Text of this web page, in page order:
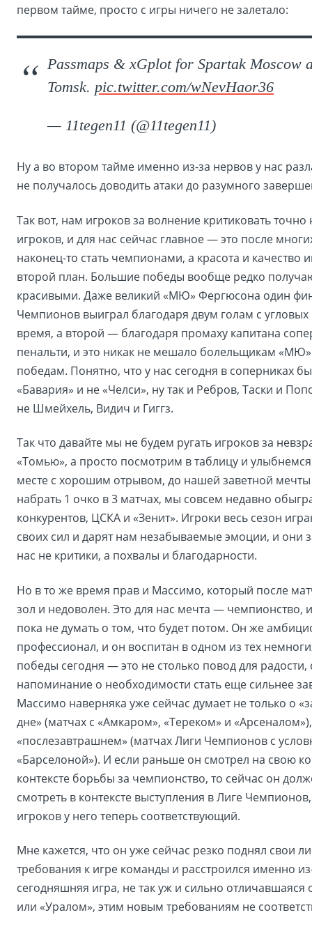
первом тайме, просто с игры ничего не залетало:
Passmaps & xGplot for Spartak Moscow
Tomsk. pic.twitter.com/wNevHaor36
— 11tegen11 (@11tegen11)
Ну а во втором тайме именно из-за нервов у нас
не получалось доводить атаки до разумного
Так вот, нам игроков за волнение критиковать точно
игроков, и для нас сейчас главное — это после
наконец-то стать чемпионами, а красота и качество
второй план. Большие победы вообще редко
красивыми. Даже великий «МЮ» Фергюсона один
Чемпионов выиграл благодаря двум голам с
время, а второй — благодаря промаху капитана
пенальти, и это никак не мешало болельщикам «МЮ»
победам. Понятно, что у нас сегодня в соперниках
«Бавария» и не «Челси», ну так и Ребров, Таски и
не Шмейхель, Видич и Гиггз.
Так что давайте мы не будем ругать игроков за
«Томью», а просто посмотрим в таблицу и
месте с хорошим отрывом, до нашей заветной мечты
набрать 1 очко в 3 матчах, мы совсем недавно
конкурентов, ЦСКА и «Зенит». Игроки весь сезон
своих сил и дарят нам незабываемые эмоции, и они
нас не критики, а похвалы и благодарности.
Но в то же время прав и Массимо, который после
зол и недоволен. Это для нас мечта —
пока не думать о том, что будет потом. Он же
профессионал, и он воспитан в одном из тех
победы сегодня — это не столько повод для радости,
напоминание о необходимости стать еще сильнее
Массимо наверняка уже сейчас думает не только о
дне» (матчах с «Амкаром», «Тереком» и
«послезавтрашнем» (матчах Лиги Чемпионов с
«Барселоной»). И если раньше он смотрел на свою
контексте борьбы за чемпионство, то сейчас он
смотреть в контексте выступления в Лиге
игроков у него теперь соответствующий.
Мне кажется, что он уже сейчас резко поднял свои
требования к игре команды и расстроился именно
сегодняшняя игра, не так уж и сильно отличавшаяся
или «Уралом», этим новым требованиям не